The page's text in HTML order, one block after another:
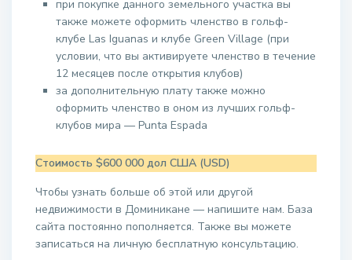
при покупке данного земельного участка вы
также можете оформить членство в гольф-
клубе Las Iguanas и клубе Green Village (при
условии, что вы активируете членство в течение
12 месяцев после открытия клубов)
за дополнительную плату также можно
оформить членство в оном из лучших гольф-
клубов мира — Punta Espada
Стоимость $600 000 дол США (USD)
Чтобы узнать больше об этой или другой
недвижимости в Доминикане — напишите нам. База
сайта постоянно пополняется. Также вы можете
записаться на личную бесплатную консультацию.